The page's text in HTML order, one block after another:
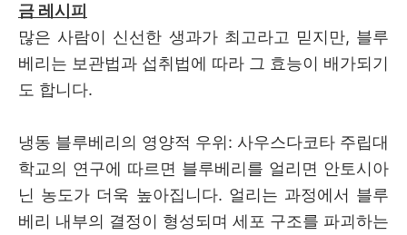
금 레시피
많은 사람이 신선한 생과가 최고라고 믿지만, 블루
베리는 보관법과 섭취법에 따라 그 효능이 배가되기
도 합니다.
냉동 블루베리의 영양적 우위: 사우스다코타 주립대
학교의 연구에 따르면 블루베리를 얼리면 안토시아
닌 농도가 더욱 높아집니다. 얼리는 과정에서 블루
베리 내부의 결정이 형성되며 세포 구조를 파괴하는